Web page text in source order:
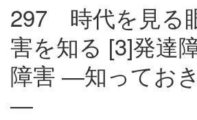
297 時代を見る
害を知る [3]発達
障害 ―知ってお
―